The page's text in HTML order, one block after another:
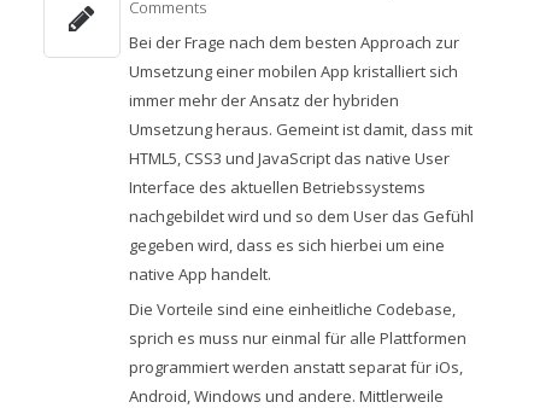
Comments
Bei der Frage nach dem besten Approach zur
Umsetzung einer mobilen App kristalliert sich
immer mehr der Ansatz der hybriden
Umsetzung heraus. Gemeint ist damit, dass mit
HTML5, CSS3 und JavaScript das native User
Interface des aktuellen Betriebssystems
nachgebildet wird und so dem User das Gefühl
gegeben wird, dass es sich hierbei um eine
native App handelt.
Die Vorteile sind eine einheitliche Codebase,
sprich es muss nur einmal für alle Plattformen
programmiert werden anstatt separat für iOs,
Android, Windows und andere. Mittlerweile